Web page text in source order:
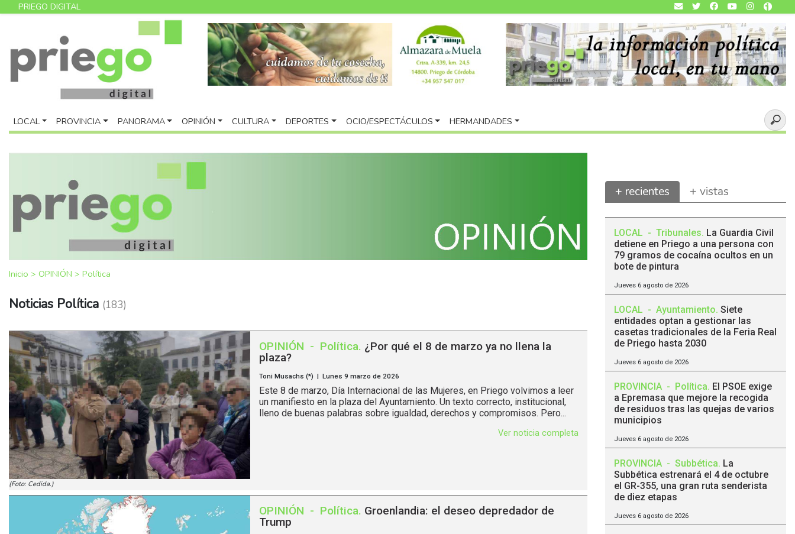
PRIEGO DIGITAL
LOCAL PROVINCIA PANORAMA OPINIÓN CULTURA DEPORTES OCIO/ESPECTÁCULOS HERMANDADES
Inicio > OPINIÓN > Política
Noticias Política (183)
(Foto: Cedida.)
OPINIÓN - Política. ¿Por qué el 8 de marzo ya no llena la
plaza?
Toni Musachs (*) | Lunes 9 marzo de 2026
Este 8 de marzo, Día Internacional de las Mujeres, en Priego volvimos a leer
un manifiesto en la plaza del Ayuntamiento. Un texto correcto, institucional,
lleno de buenas palabras sobre igualdad, derechos y compromisos. Pero...
Ver noticia completa
OPINIÓN - Política. Groenlandia: el deseo depredador de
Trump
+ recientes + vistas
LOCAL - Tribunales. La Guardia Civil
detiene en Priego a una persona con
79 gramos de cocaína ocultos en un
bote de pintura
Jueves 6 agosto de 2026
LOCAL - Ayuntamiento. Siete
entidades optan a gestionar las
casetas tradicionales de la Feria Real
de Priego hasta 2030
Jueves 6 agosto de 2026
PROVINCIA - Política. El PSOE exige
a Epremasa que mejore la recogida
de residuos tras las quejas de varios
municipios
Jueves 6 agosto de 2026
PROVINCIA - Subbética. La
Subbética estrenará el 4 de octubre
el GR-355, una gran ruta senderista
de diez etapas
Jueves 6 agosto de 2026